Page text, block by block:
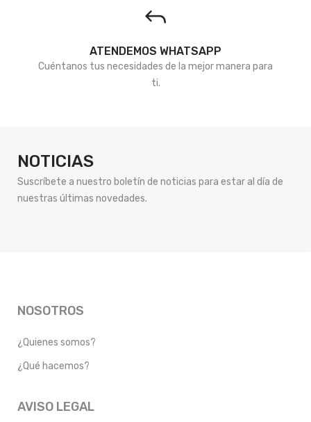
ATENDEMOS WHATSAPP
Cuéntanos tus necesidades de la mejor manera para
ti.
NOTICIAS
Suscríbete a nuestro boletín de noticias para estar al día de
nuestras últimas novedades.
NOSOTROS
¿Quienes somos?
¿Qué hacemos?
AVISO LEGAL